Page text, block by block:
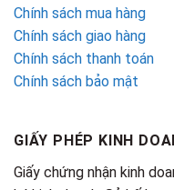
Chính sách mua hàng
Chính sách giao hàng
Chính sách thanh toán
Chính sách bảo mật
GIẤY PHÉP KINH
Giấy chứng nhận kinh